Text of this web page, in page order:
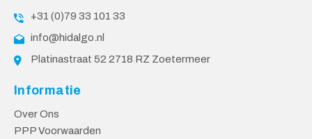
+31 (0)79 33 101 33
info@hidalgo.nl
Platinastraat 52 2718 RZ Zoetermeer
Informatie
Over Ons
PPP Voorwaarden